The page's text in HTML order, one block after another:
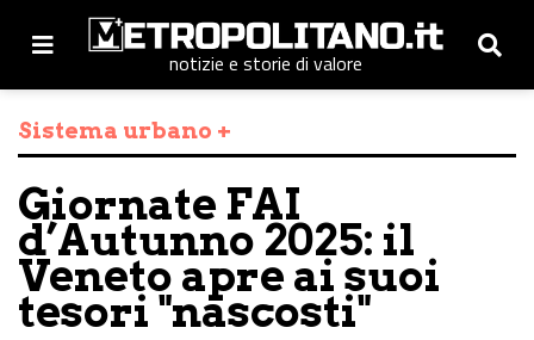
notizie e storie di valore
Sistema urbano +
Giornate FAI
d’Autunno 2025: il
Veneto apre ai suoi
tesori "nascosti"